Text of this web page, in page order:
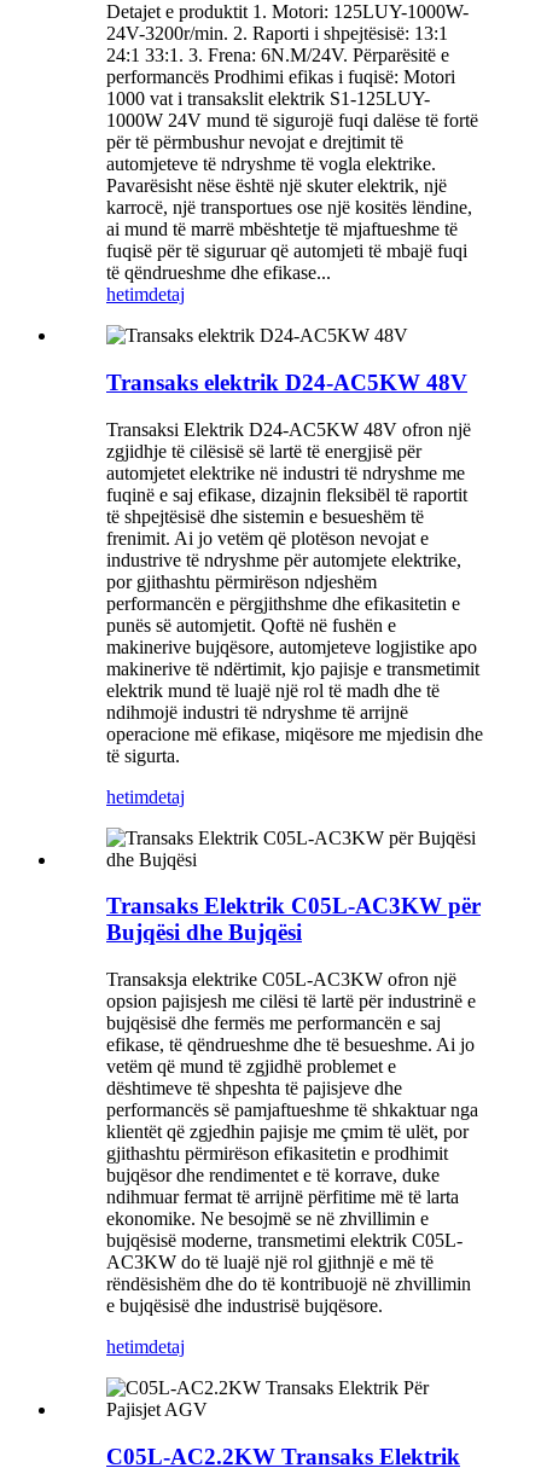
Detajet e produktit 1. Motori: 125LUY-1000W-
24V-3200r/min. 2. Raporti i shpejtësisë: 13:1
24:1 33:1. 3. Frena: 6N.M/24V. Përparësitë e
performancës Prodhimi efikas i fuqisë: Motori
1000 vat i transakslit elektrik S1-125LUY-
1000W 24V mund të sigurojë fuqi dalëse të fortë
për të përmbushur nevojat e drejtimit të
automjeteve të ndryshme të vogla elektrike.
Pavarësisht nëse është një skuter elektrik, një
karrocë, një transportues ose një kositës lëndine,
ai mund të marrë mbështetje të mjaftueshme të
fuqisë për të siguruar që automjeti të mbajë fuqi
të qëndrueshme dhe efikase...
hetimdetaj
Transaks elektrik D24-AC5KW 48V
Transaksi Elektrik D24-AC5KW 48V ofron një
zgjidhje të cilësisë së lartë të energjisë për
automjetet elektrike në industri të ndryshme me
fuqinë e saj efikase, dizajnin fleksibël të raportit
të shpejtësisë dhe sistemin e besueshëm të
frenimit. Ai jo vetëm që plotëson nevojat e
industrive të ndryshme për automjete elektrike,
por gjithashtu përmirëson ndjeshëm
performancën e përgjithshme dhe efikasitetin e
punës së automjetit. Qoftë në fushën e
makinerive bujqësore, automjeteve logjistike apo
makinerive të ndërtimit, kjo pajisje e transmetimit
elektrik mund të luajë një rol të madh dhe të
ndihmojë industri të ndryshme të arrijnë
operacione më efikase, miqësore me mjedisin dhe
të sigurta.
hetimdetaj
Transaks Elektrik C05L-AC3KW për
Bujqësi dhe Bujqësi
Transaksja elektrike C05L-AC3KW ofron një
opsion pajisjesh me cilësi të lartë për industrinë e
bujqësisë dhe fermës me performancën e saj
efikase, të qëndrueshme dhe të besueshme. Ai jo
vetëm që mund të zgjidhë problemet e
dështimeve të shpeshta të pajisjeve dhe
performancës së pamjaftueshme të shkaktuar nga
klientët që zgjedhin pajisje me çmim të ulët, por
gjithashtu përmirëson efikasitetin e prodhimit
bujqësor dhe rendimentet e të korrave, duke
ndihmuar fermat të arrijnë përfitime më të larta
ekonomike. Ne besojmë se në zhvillimin e
bujqësisë moderne, transmetimi elektrik C05L-
AC3KW do të luajë një rol gjithnjë e më të
rëndësishëm dhe do të kontribuojë në zhvillimin
e bujqësisë dhe industrisë bujqësore.
hetimdetaj
C05L-AC2.2KW Transaks Elektrik